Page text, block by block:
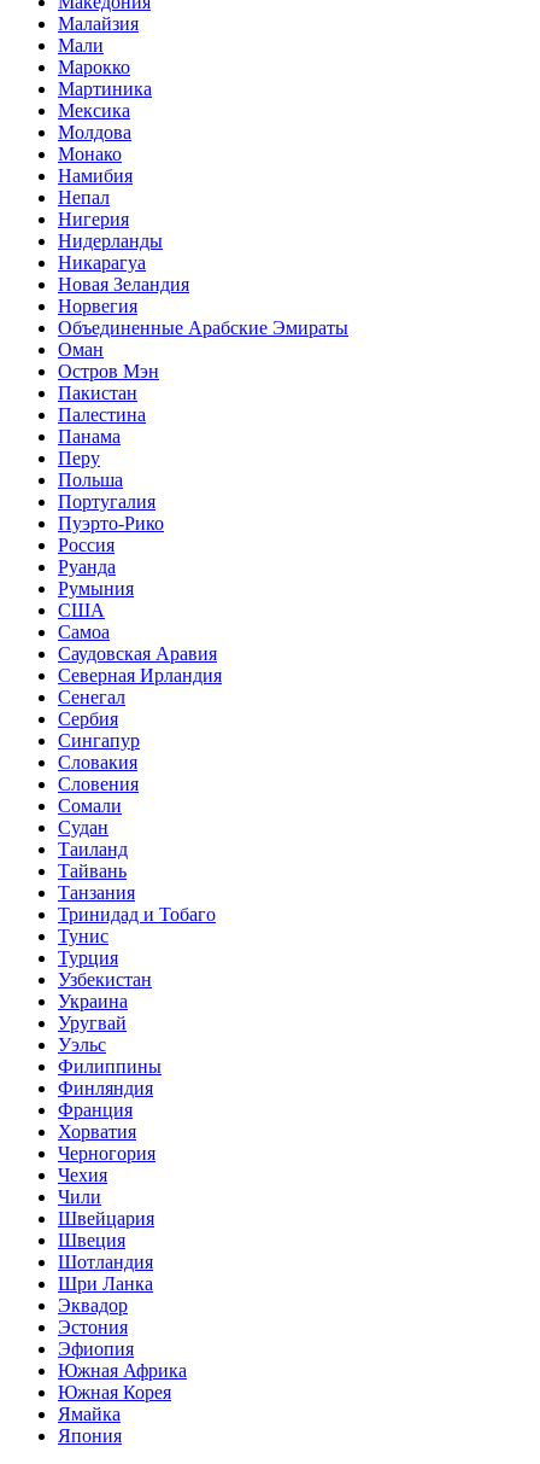
Малайзия
Мали
Марокко
Мартиника
Мексика
Молдова
Монако
Намибия
Непал
Нигерия
Нидерланды
Никарагуа
Новая Зеландия
Норвегия
Объединенные Арабские Эмираты
Оман
Остров Мэн
Пакистан
Палестина
Панама
Перу
Польша
Португалия
Пуэрто-Рико
Россия
Руанда
Румыния
США
Самоа
Саудовская Аравия
Северная Ирландия
Сенегал
Сербия
Сингапур
Словакия
Словения
Сомали
Судан
Таиланд
Тайвань
Танзания
Тринидад и Тобаго
Тунис
Турция
Узбекистан
Украина
Уругвай
Уэльс
Филиппины
Финляндия
Франция
Хорватия
Черногория
Чехия
Чили
Швейцария
Швеция
Шотландия
Шри Ланка
Эквадор
Эстония
Эфиопия
Южная Африка
Южная Корея
Ямайка
Япония